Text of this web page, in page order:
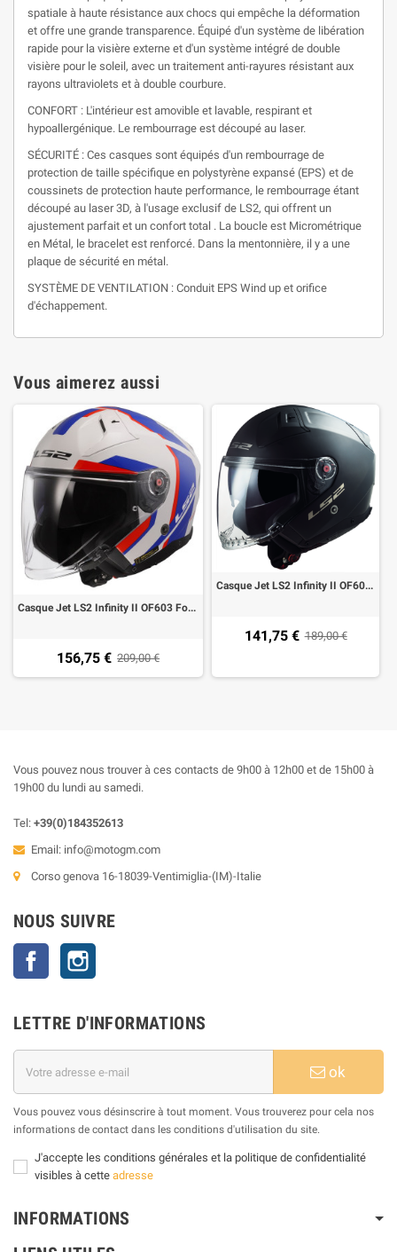
spatiale à haute résistance aux chocs qui empêche la déformation
et offre une grande transparence. Équipé d'un système de libération
rapide pour la visière externe et d'un système intégré de double
visière pour le soleil, avec un traitement anti-rayures résistant aux
rayons ultraviolets et à double courbure.
CONFORT : L'intérieur est amovible et lavable, respirant et
hypoallergénique. Le rembourrage est découpé au laser.
SÉCURITÉ : Ces casques sont équipés d'un rembourrage de
protection de taille spécifique en polystyrène expansé (EPS) et de
coussinets de protection haute performance, le rembourrage étant
découpé au laser 3D, à l'usage exclusif de LS2, qui offrent un
ajustement parfait et un confort total . La boucle est Micrométrique
en Métal, le bracelet est renforcé. Dans la mentonnière, il y a une
plaque de sécurité en métal.
SYSTÈME DE VENTILATION : Conduit EPS Wind up et orifice
d'échappement.
Vous aimerez aussi
Casque Jet LS2 Infinity II OF603 Focus blanc bleu rouge ECE22.06
156,75 € 209,00 €
Casque Jet LS2 Infinity II OF603 Solid Mat noire ECE22.06
141,75 € 189,00 €
Vous pouvez nous trouver à ces contacts de 9h00 à 12h00 et de 15h00 à
19h00 du lundi au samedi.
Tel: +39(0)184352613
Email: info@motogm.com
Corso genova 16-18039-Ventimiglia-(IM)-Italie
NOUS SUIVRE
Facebook
LETTRE D'INFORMATIONS
ok
Vous pouvez vous désinscrire à tout moment. Vous trouverez pour cela nos
informations de contact dans les conditions d'utilisation du site.
J'accepte les conditions générales et la politique de confidentialité
visibles à cette adresse
INFORMATIONS